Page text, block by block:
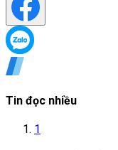
Tin đọc nhiều
1